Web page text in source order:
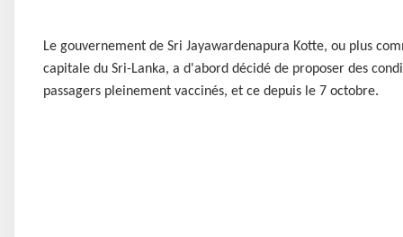
Le gouvernement de Sri Jayawardenapura Kotte, ou plus
capitale du Sri-Lanka, a d'abord décidé de proposer des
passagers pleinement vaccinés, et ce depuis le 7 octobre.